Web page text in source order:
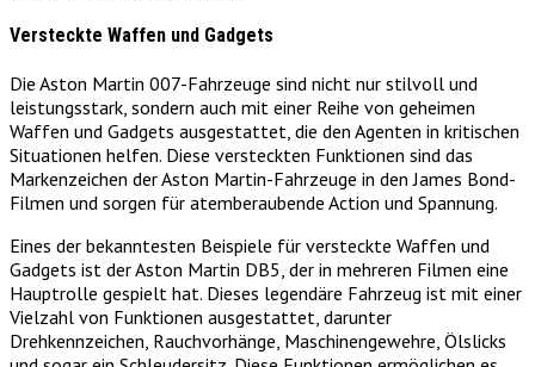
Versteckte Waffen und Gadgets
Die Aston Martin 007-Fahrzeuge sind nicht nur stilvoll und
leistungsstark, sondern auch mit einer Reihe von geheimen
Waffen und Gadgets ausgestattet, die den Agenten in kritischen
Situationen helfen. Diese versteckten Funktionen sind das
Markenzeichen der Aston Martin-Fahrzeuge in den James Bond-
Filmen und sorgen für atemberaubende Action und Spannung.
Eines der bekanntesten Beispiele für versteckte Waffen und
Gadgets ist der Aston Martin DB5, der in mehreren Filmen eine
Hauptrolle gespielt hat. Dieses legendäre Fahrzeug ist mit einer
Vielzahl von Funktionen ausgestattet, darunter
Drehkennzeichen, Rauchvorhänge, Maschinengewehre, Ölslicks